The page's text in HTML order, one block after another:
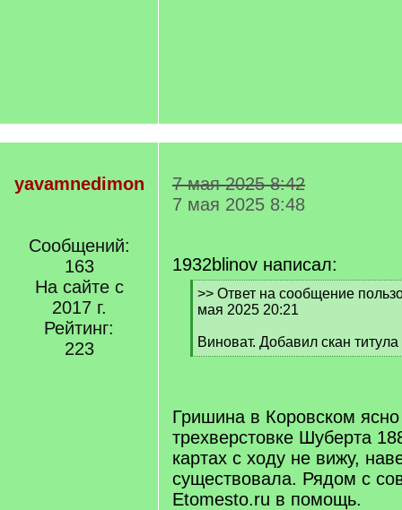
yavamnedimon
Сообщений:
163
На сайте с
2017 г.
Рейтинг:
223
7 мая 2025 8:42
7 мая 2025 8:48
1932blinov написал:
[
q
>> Ответ на сообщение
мая 2025 20:21
Виноват. Добавил скан
[
Гришина в Коровском
трехверстовке Шуберта
картах с ходу не вижу,
существовала. Рядом с
Etomesto.ru в помощь.